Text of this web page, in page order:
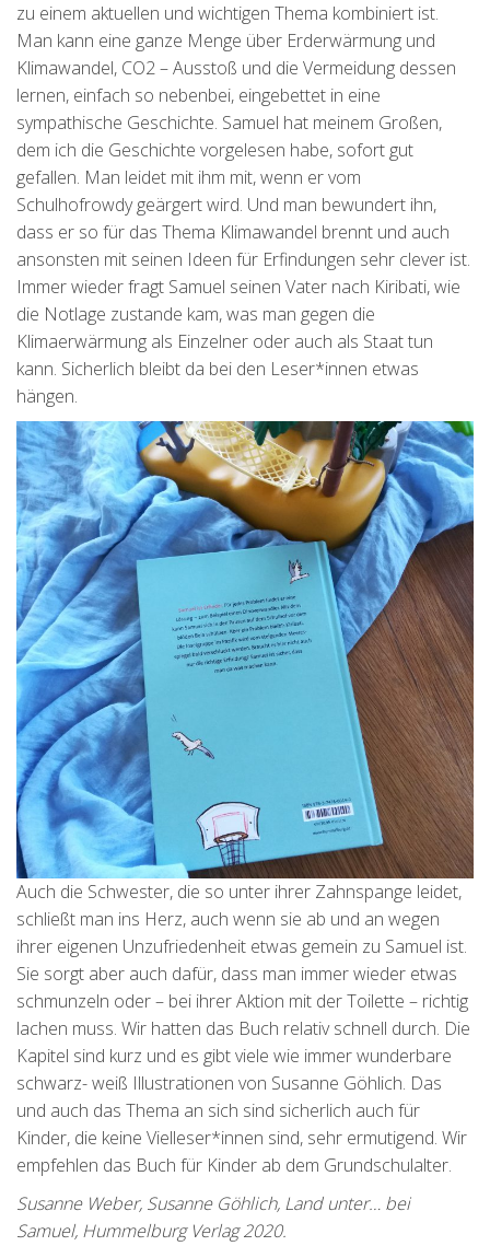
zu einem aktuellen und wichtigen Thema kombiniert ist.
Man kann eine ganze Menge über Erderwärmung und
Klimawandel, CO2 – Ausstoß und die Vermeidung dessen
lernen, einfach so nebenbei, eingebettet in eine
sympathische Geschichte. Samuel hat meinem Großen,
dem ich die Geschichte vorgelesen habe, sofort gut
gefallen. Man leidet mit ihm mit, wenn er vom
Schulhofrowdy geärgert wird. Und man bewundert ihn,
dass er so für das Thema Klimawandel brennt und auch
ansonsten mit seinen Ideen für Erfindungen sehr clever ist.
Immer wieder fragt Samuel seinen Vater nach Kiribati, wie
die Notlage zustande kam, was man gegen die
Klimaerwärmung als Einzelner oder auch als Staat tun
kann. Sicherlich bleibt da bei den Leser*innen etwas
hängen.
Auch die Schwester, die so unter ihrer Zahnspange leidet,
schließt man ins Herz, auch wenn sie ab und an wegen
ihrer eigenen Unzufriedenheit etwas gemein zu Samuel ist.
Sie sorgt aber auch dafür, dass man immer wieder etwas
schmunzeln oder – bei ihrer Aktion mit der Toilette – richtig
lachen muss. Wir hatten das Buch relativ schnell durch. Die
Kapitel sind kurz und es gibt viele wie immer wunderbare
schwarz- weiß Illustrationen von Susanne Göhlich. Das
und auch das Thema an sich sind sicherlich auch für
Kinder, die keine Vielleser*innen sind, sehr ermutigend. Wir
empfehlen das Buch für Kinder ab dem Grundschulalter.
Susanne Weber, Susanne Göhlich, Land unter… bei
Samuel, Hummelburg Verlag 2020.